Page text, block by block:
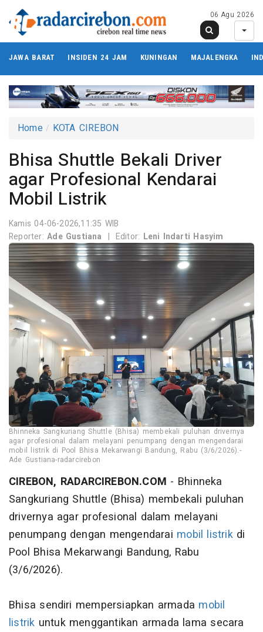
06 Agu 2026
JAWA BARAT INSIDEN 24 JAM KUNINGAN MAJALENGKA
Home KOTA CIREBON
Bhisa Shuttle Bekali Driver
agar Profesional Kendarai
Mobil Listrik
Kamis 04-06-2026,11:35 WIB
Reporter:Ade Gustiana | Editor: Leni Indarti Hasyim
Bhinneka Sangkuriang Shuttle (Bhisa) membekali puluhan drivernya
agar profesional dalam melayani penumpang dengan mengendarai
mobil listrik di Pool Bhisa Mekarwangi Bandung, Rabu (3/6/2026).-
Ade Gustiana-radarcirebon
CIREBON, RADARCIREBON.COM - Bhinneka
Sangkuriang Shuttle (Bhisa) membekali puluhan
drivernya agar profesional dalam melayani
penumpang dengan mengendarai mobil listrikdi
Pool Bhisa Mekarwangi Bandung, Rabu
(3/6/2026).
Bhisa sendiri mempersiapkan armada mobil
listrik untuk menggantikan armada lama secara